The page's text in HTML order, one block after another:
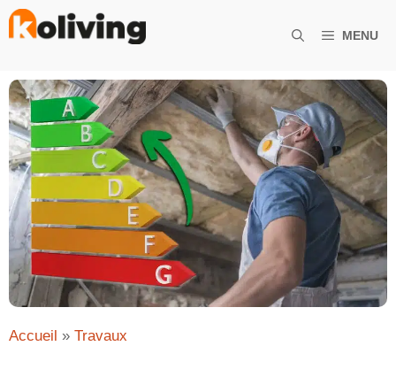
Aller
MENU
Accueil » Travaux